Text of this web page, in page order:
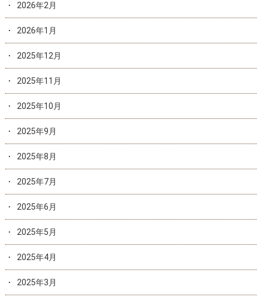
2026年2月
2026年1月
2025年12月
2025年11月
2025年10月
2025年9月
2025年8月
2025年7月
2025年6月
2025年5月
2025年4月
2025年3月